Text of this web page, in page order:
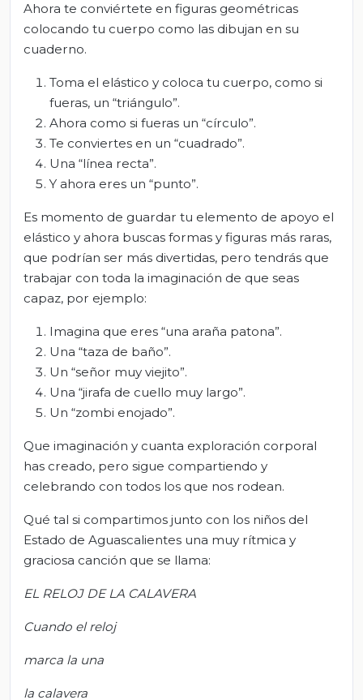
Ahora te conviértete en figuras geométricas
colocando tu cuerpo como las dibujan en su
cuaderno.
Toma el elástico y coloca tu cuerpo, como si
fueras, un “triángulo”.
Ahora como si fueras un “círculo”.
Te conviertes en un “cuadrado”.
Una “línea recta”.
Y ahora eres un “punto”.
Es momento de guardar tu elemento de apoyo el
elástico y ahora buscas formas y figuras más raras,
que podrían ser más divertidas, pero tendrás que
trabajar con toda la imaginación de que seas
capaz, por ejemplo:
Imagina que eres “una araña patona”.
Una “taza de baño”.
Un “señor muy viejito”.
Una “jirafa de cuello muy largo”.
Un “zombi enojado”.
Que imaginación y cuanta exploración corporal
has creado, pero sigue compartiendo y
celebrando con todos los que nos rodean.
Qué tal si compartimos junto con los niños del
Estado de Aguascalientes una muy rítmica y
graciosa canción que se llama:
EL RELOJ DE LA CALAVERA
Cuando el reloj
marca la una
la calavera